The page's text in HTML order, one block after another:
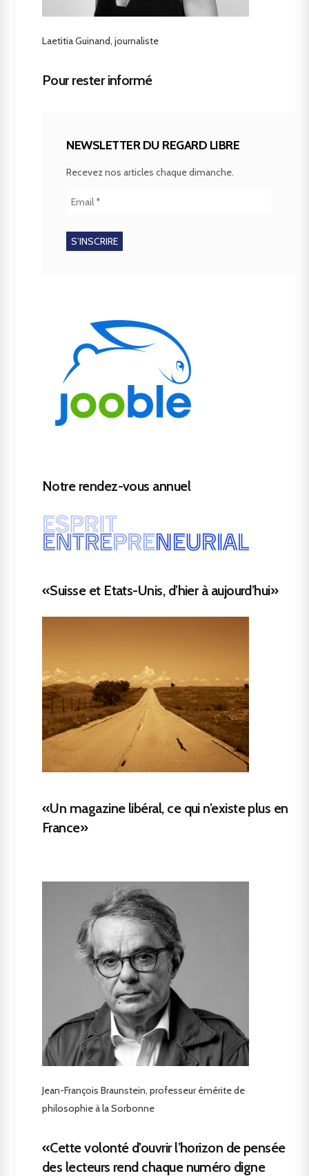
Laetitia Guinand, journaliste
Pour rester informé
NEWSLETTER DU REGARD LIBRE
Recevez nos articles chaque dimanche.
Notre rendez-vous annuel
«Suisse et Etats-Unis, d’hier à aujourd’hui»
«Un magazine libéral, ce qui n’existe plus en
France»
Jean-François Braunstein, professeur émérite de
philosophie à la Sorbonne
«Cette volonté d’ouvrir l’horizon de pensée
des lecteurs rend chaque numéro digne